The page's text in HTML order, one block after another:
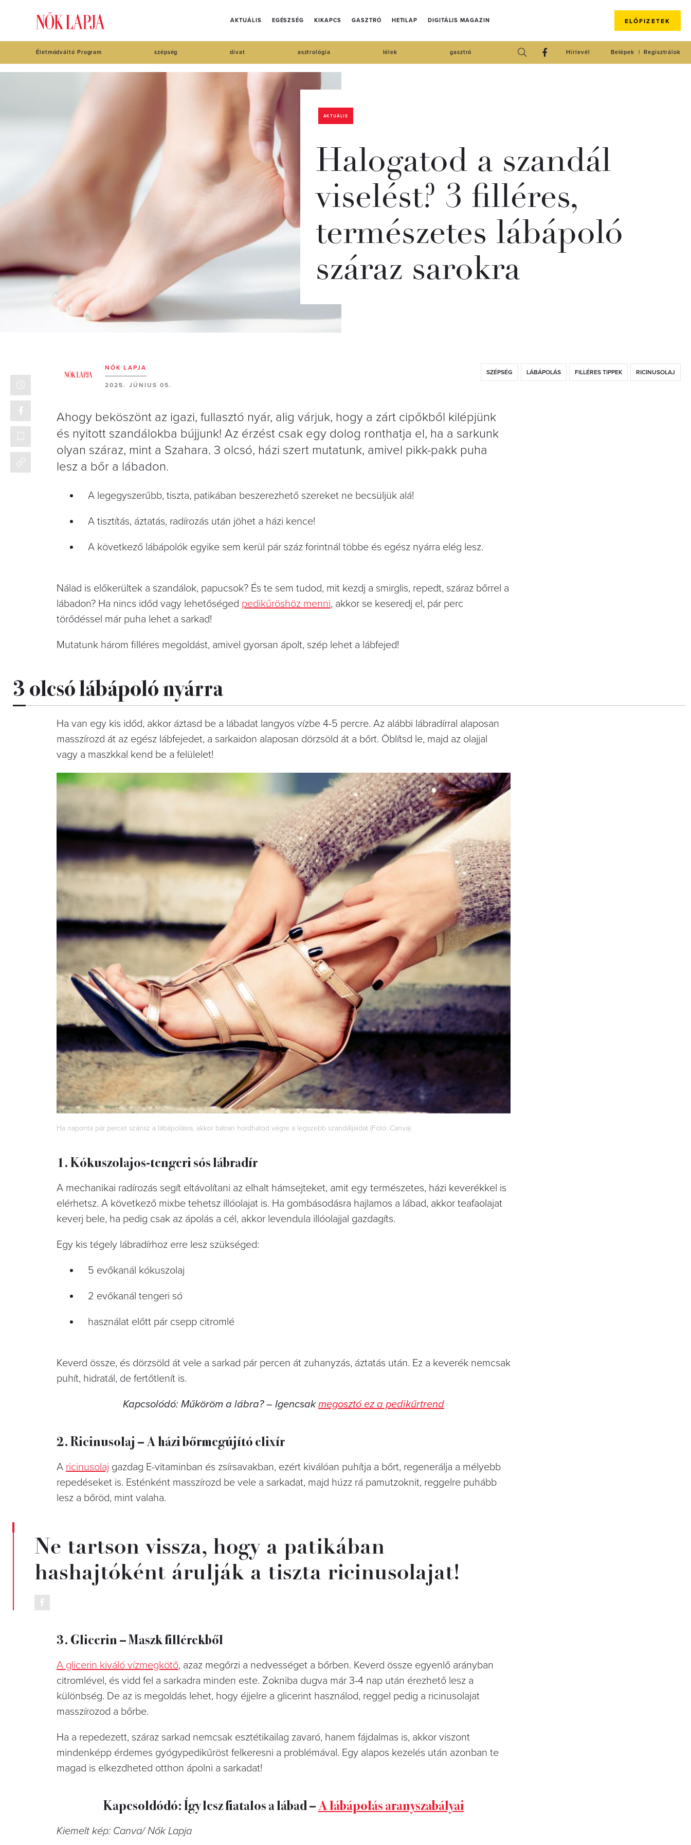
AKTUÁLIS EGÉSZSÉG KIKAPCS GASZTRÓ HETILAP DIGITÁLIS MAGAZIN ELŐFIZETEK
Életmódváltó Program szépség divat asztrológia lélek gasztró Regisztrálok
Belépek
Hírlevél
AKTUÁLIS
Halogatod a szandál
viselést? 3 filléres,
természetes lábápoló
száraz sarokra
NŐK LAPJA
2025. JÚNIUS 05.
SZÉPSÉG LÁBÁPOLÁS FILLÉRES TIPPEK RICINUSOLAJ
Ahogy beköszönt az igazi, fullasztó nyár, alig várjuk, hogy a zárt cipőkből kilépjünk
és nyitott szandálokba bújjunk! Az érzést csak egy dolog ronthatja el, ha a sarkunk
olyan száraz, mint a Szahara. 3 olcsó, házi szert mutatunk, amivel pikk-pakk puha
lesz a bőr a lábadon.
A legegyszerűbb, tiszta, patikában beszerezhető szereket ne becsüljük alá!
A tisztítás, áztatás, radírozás után jöhet a házi kence!
A következő lábápolók egyike sem kerül pár száz forintnál többe és egész nyárra elég lesz.
Nálad is előkerültek a szandálok, papucsok? És te sem tudod, mit kezdj a smirglis, repedt, száraz bőrrel a
lábadon? Ha nincs időd vagy lehetőséged pedikűröshöz menni, akkor se keseredj el, pár perc
törődéssel már puha lehet a sarkad!
Mutatunk három filléres megoldást, amivel gyorsan ápolt, szép lehet a lábfejed!
3 olcsó lábápoló nyárra
Ha van egy kis időd, akkor áztasd be a lábadat langyos vízbe 4-5 percre. Az alábbi lábradírral alaposan
masszírozd át az egész lábfejedet, a sarkaidon alaposan dörzsöld át a bőrt. Öblítsd le, majd az olajjal
vagy a maszkkal kend be a felülelet!
Ha naponta pár percet szánsz a lábápolásra, akkor bátran hordhatod végre a legszebb szandáljaidat (Fotó: Canva)
1. Kókuszolajos-tengeri sós lábradír
A mechanikai radírozás segít eltávolítani az elhalt hámsejteket, amit egy természetes, házi keverékkel is
elérhetsz. A következő mixbe tehetsz illóolajat is. Ha gombásodásra hajlamos a lábad, akkor teafaolajat
keverj bele, ha pedig csak az ápolás a cél, akkor levendula illóolajjal gazdagíts.
Egy kis tégely lábradírhoz erre lesz szükséged:
5 evőkanál kókuszolaj
2 evőkanál tengeri só
használat előtt pár csepp citromlé
Keverd össze, és dörzsöld át vele a sarkad pár percen át zuhanyzás, áztatás után. Ez a keverék nemcsak
puhít, hidratál, de fertőtlenít is.
Kapcsolódó: Műköröm a lábra? – Igencsakmegosztó ez a pedikűrtrend
2. Ricinusolaj – A házi bőrmegújító elixír
A ricinusolaj gazdag E-vitaminban és zsírsavakban, ezért kiválóan puhítja a bőrt, regenerálja a mélyebb
repedéseket is. Esténként masszírozd be vele a sarkadat, majd húzz rá pamutzoknit, reggelre puhább
lesz a bőröd, mint valaha.
Ne tartson vissza, hogy a patikában
hashajtóként árulják a tiszta ricinusolajat!
3. Glicerin – Maszk fillérekből
A glicerin kiváló vízmegkötő, azaz megőrzi a nedvességet a bőrben. Keverd össze egyenlő arányban
citromlével, és vidd fel a sarkadra minden este. Zokniba dugva már 3-4 nap után érezhető lesz a
különbség. De az is megoldás lehet, hogy éjjelre a glicerint használod, reggel pedig a ricinusolajat
masszírozod a bőrbe.
Ha a repedezett, száraz sarkad nemcsak esztétikailag zavaró, hanem fájdalmas is, akkor viszont
mindenképp érdemes gyógypedikűröst felkeresni a problémával. Egy alapos kezelés után azonban te
magad is elkezdheted otthon ápolni a sarkadat!
Kapcsoldódó: Így lesz fiatalos a lábad –A lábápolás aranyszabályai
Kiemelt kép: Canva/ Nők Lapja